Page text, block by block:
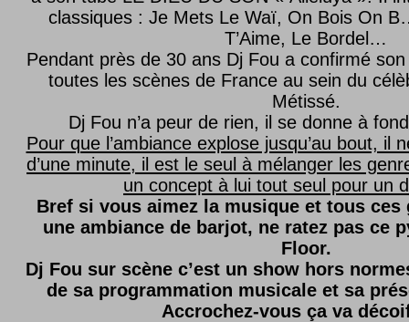
classiques : Je Mets Le Waï, On Bois On
T’Aime, Le Bordel…
Pendant près de 30 ans Dj Fou a confirmé son
toutes les scènes de France au sein du
Métissé.
Dj Fou n’a peur de rien, il se donne à
Pour que l’ambiance explose jusqu’au bout, il
d’une minute, il est le seul à mélanger les
un concept à lui tout seul pour un
Bref si vous aimez la musique et tous ces
une ambiance de barjot, ne ratez pas ce
Floor.
Dj Fou sur scène c’est un show hors
de sa programmation musicale et sa
Accrochez-vous ça va